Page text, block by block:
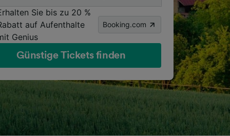
Sie bis zu 20 %
auf Aufenthalte
Genius
Booking.com
Günstige Tickets finden